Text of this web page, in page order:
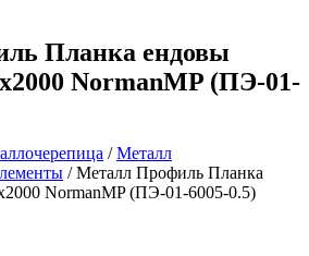
Планка ендовы
NormanMP (ПЭ-01-
/Металл
/ Металл Профиль Планка
NormanMP (ПЭ-01-6005-0.5)